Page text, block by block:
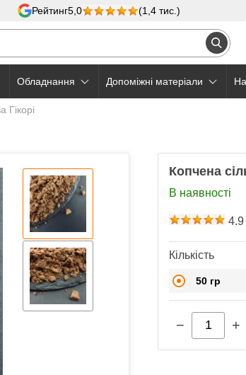
Рейтинг5,0 (1,4 тис.)
Обладнання Допоміжні матеріали
Гікорі
Копчена
В наявності
4.9
Кількість
50 гр
− +